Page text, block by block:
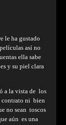
le ha gustado
así no
ella sabe
y su piel clara
a la vista de los
contrato ni bien
no sean toscos
aún es una